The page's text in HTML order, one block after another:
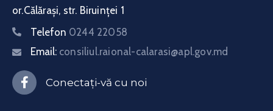
or.Călărași, str. Biruinței 1
Telefon 0244 22058
Email: consiliul.raional-calarasi@apl.gov.md
Conectați-vă cu noi